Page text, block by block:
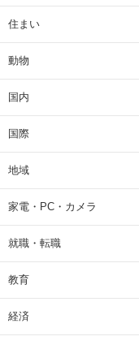
住まい
動物
国内
国際
地域
家電・PC・カメラ
就職・転職
教育
経済